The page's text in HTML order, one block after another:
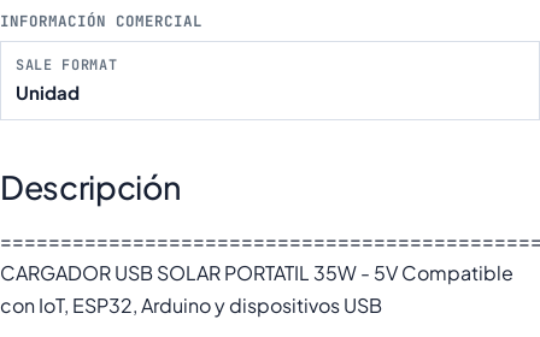
INFORMACIÓN COMERCIAL
SALE FORMAT
Unidad
Descripción
CARGADOR USB SOLAR PORTATIL 35W - 5V Compatible
con IoT, ESP32, Arduino y dispositivos USB